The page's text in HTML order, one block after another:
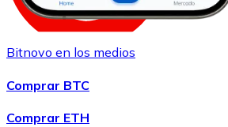
ComprarShiba Inucon transferencia
Bitnovo en los medios
Comprar BTC
Comprar ETH